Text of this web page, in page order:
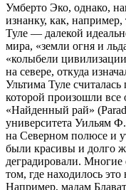
Умберто Эко, однако,
изнанку, как,
Туле — далекой
мира, «земли огня и
«колыбели
на севере, откуда
Ультима Туле
которой произошли все
«Найденный рай»
университета Уильям
на Северном полюсе и
были красивы и долго
деградировали.
том, где находилось
Например, мадам